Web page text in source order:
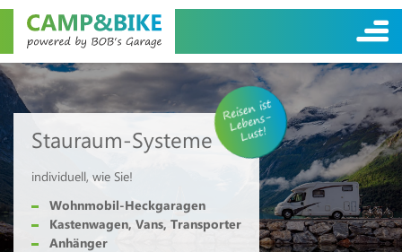
Stauraum-Systeme
individuell, wie Sie!
Wohnmobil-Heckgaragen
Kastenwagen, Vans, Transporter
Anhänger
Reisen ist
Lebens-
Lust!